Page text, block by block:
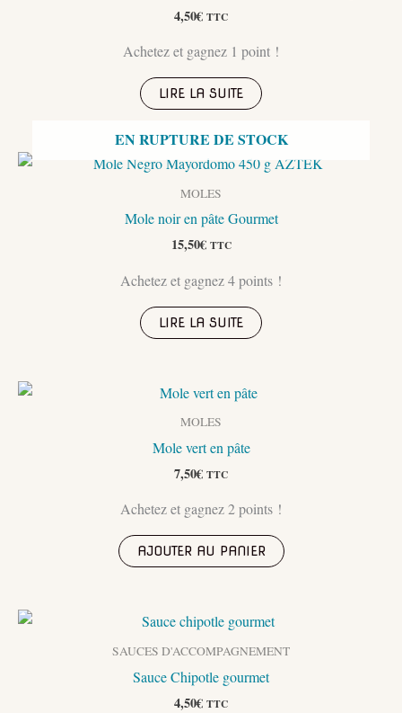
4,50€ TTC
Achetez et gagnez 1 point !
LIRE LA SUITE
EN RUPTURE DE STOCK
MOLES
Mole noir en pâte Gourmet
15,50€ TTC
Achetez et gagnez 4 points !
LIRE LA SUITE
MOLES
Mole vert en pâte
7,50€ TTC
Achetez et gagnez 2 points !
AJOUTER AU PANIER
SAUCES D'ACCOMPAGNEMENT
Sauce Chipotle gourmet
4,50€ TTC